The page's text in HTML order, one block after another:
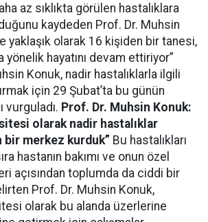
az sıklıkta görülen hastalıklara
kaydeden Prof. Dr. Muhsin
yaklaşık olarak 16 kişiden bir tanesi,
yönelik hayatını devam ettiriyor”
Konuk, nadir hastalıklarla ilgili
için 29 Şubat’ta bu günün
vurguladı. Prof. Dr. Muhsin Konuk:
olarak nadir hastalıklar
bir merkez kurduk” Bu hastalıkları
hastanın bakımı ve onun özel
açısından toplumda da ciddi bir
Prof. Dr. Muhsin Konuk,
olarak bu alanda üzerlerine